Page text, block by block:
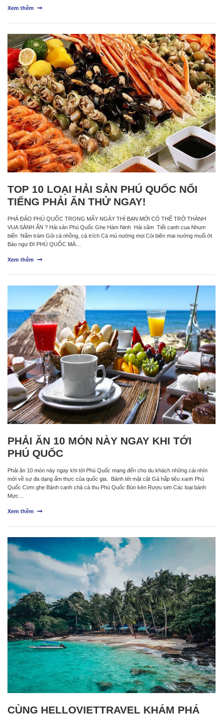
Xem thêm
TOP 10 LOẠI HẢI SẢN PHÚ QUỐC NỔI
TIẾNG PHẢI ĂN THỬ NGAY!
PHÁ ĐẢO PHÚ QUỐC TRONG MẤY NGÀY THÌ BẠN MỚI CÓ THỂ TRỞ THÀNH
VUA SÀNH ĂN ? Hải sản Phú Quốc Ghẹ Hàm Ninh Hải sâm Tiết canh cua Nhum
biển Nấm tràm Gỏi cá nhồng, cá trích Cá mú nướng mọi Còi biên mai nướng muối ớt
Bào ngư ĐI PHÚ QUỐC MÀ…
Xem thêm
PHẢI ĂN 10 MÓN NÀY NGAY KHI TỚI
PHÚ QUỐC
Phải ăn 10 món này ngay khi tới Phú Quốc mang đến cho du khách những cái nhìn
mới về sự đa dạng ẩm thực của quốc gia. Bánh tét mật cật Gà hấp tiêu xanh Phú
Quốc Cơm ghẹ Bánh canh chả cá thu Phú Quốc Bún kèn Rượu sim Các loại bánh
Mực…
Xem thêm
CÙNG HELLOVIETTRAVEL KHÁM PHÁ